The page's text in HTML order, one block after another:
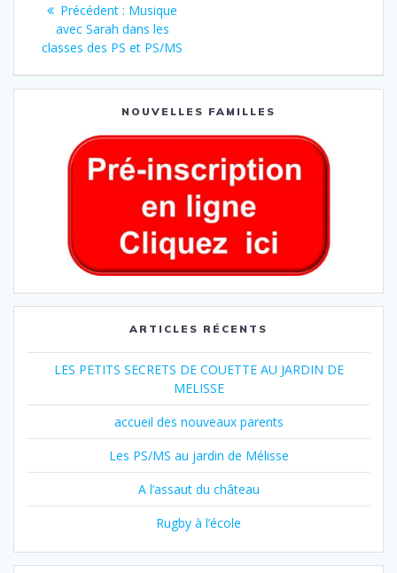
Précédent : Musique
avec Sarah dans les
classes des PS et PS/MS
NOUVELLES FAMILLES
ARTICLES RÉCENTS
LES PETITS SECRETS DE COUETTE AU JARDIN DE
MELISSE
accueil des nouveaux parents
Les PS/MS au jardin de Mélisse
A l’assaut du château
Rugby à l’école